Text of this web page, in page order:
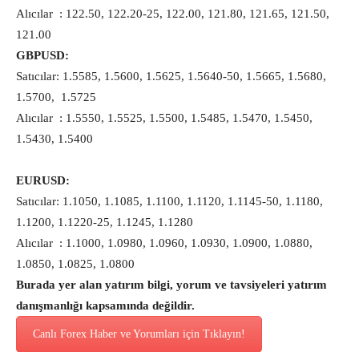
Alıcılar : 122.50, 122.20-25, 122.00, 121.80, 121.65, 121.50,
121.00
GBPUSD:
Satıcılar: 1.5585, 1.5600, 1.5625, 1.5640-50, 1.5665, 1.5680,
1.5700, 1.5725
Alıcılar : 1.5550, 1.5525, 1.5500, 1.5485, 1.5470, 1.5450,
1.5430, 1.5400
EURUSD:
Satıcılar: 1.1050, 1.1085, 1.1100, 1.1120, 1.1145-50, 1.1180,
1.1200, 1.1220-25, 1.1245, 1.1280
Alıcılar : 1.1000, 1.0980, 1.0960, 1.0930, 1.0900, 1.0880,
1.0850, 1.0825, 1.0800
Burada yer alan yatırım bilgi, yorum ve tavsiyeleri yatırım
danışmanlığı kapsamında değildir.
Canlı Forex Haber ve Yorumları için Tıklayın!